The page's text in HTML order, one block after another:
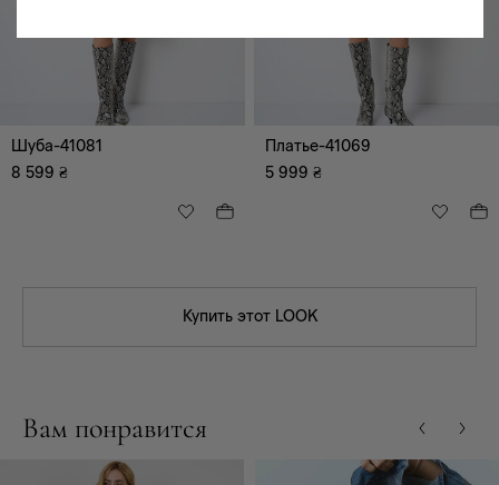
Шуба-41081
8 599 ₴
Платье-41069
5 999 ₴
Купить этот LOOK
Вам понравится